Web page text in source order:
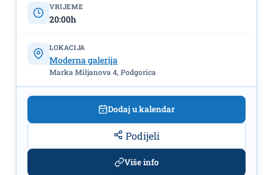
VRIJEME
20:00h
LOKACIJA
Moderna galerija
Marka Miljanova 4, Podgorica
Dodaj u kalendar
Podijeli
Više info